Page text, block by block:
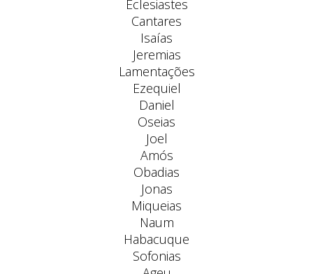
Eclesiastes
Cantares
Isaías
Jeremias
Lamentações
Ezequiel
Daniel
Oseias
Joel
Amós
Obadias
Jonas
Miqueias
Naum
Habacuque
Sofonias